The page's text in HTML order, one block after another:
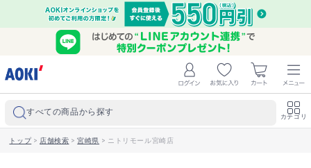
すべての商品から探す カテゴリ
トップ> 店舗検索 >宮崎県 > ニトリモール宮崎店